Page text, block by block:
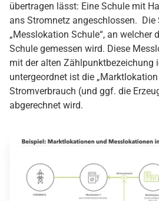
übertragen lässt: Eine Schule mit
ans Stromnetz angeschlossen. Die
„Messlokation Schule“, an welcher
Schule gemessen wird. Diese
mit der alten Zählpunktbezeichung
untergeordnet ist die „Marktlokation
Stromverbrauch (und ggf. die
abgerechnet wird.